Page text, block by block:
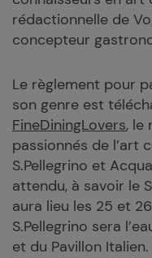
rédactionnelle de
concepteur
Le règlement pour
son genre est
FineDiningLovers, le
passionnés de l’art
S.Pellegrino et
attendu, à savoir le
aura lieu les 25 et
S.Pellegrino sera
et du Pavillon Italien.